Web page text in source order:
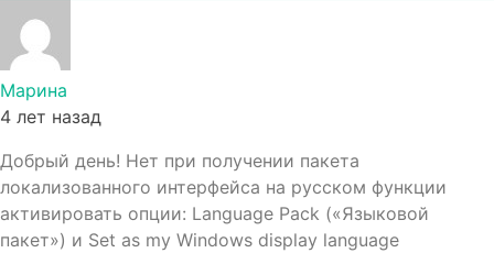
Марина
4 лет назад
Добрый день! Нет при получении пакета
локализованного интерфейса на русском функции
активировать опции: Language Pack («Языковой
пакет») и Set as my Windows display language